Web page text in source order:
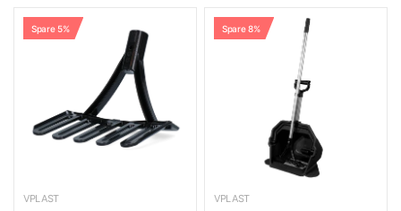
Spare 5%
VPLAST
Spare 8%
VPLAST